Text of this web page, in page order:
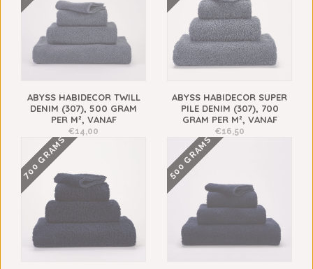
ABYSS HABIDECOR TWILL
DENIM (307), 500 GRAM
PER M², VANAF
€14,00
ABYSS HABIDECOR SUPER
PILE DENIM (307), 700
GRAM PER M², VANAF
€16,50
700 GRAMS 500 GRAMS